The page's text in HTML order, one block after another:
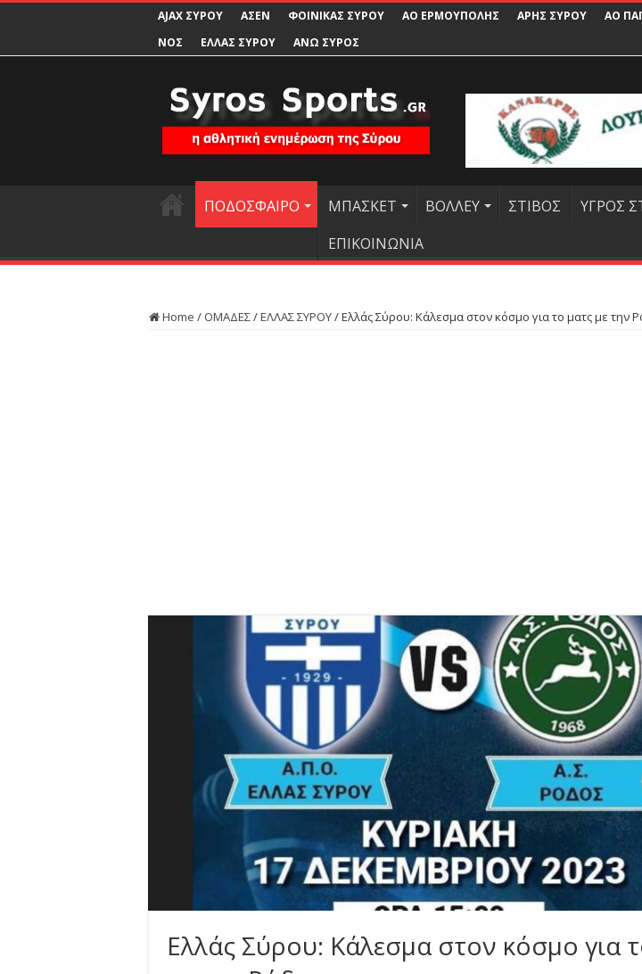
AJAX ΣΥΡΟΥ ΑΣΕΝ ΦΟΙΝΙΚΑΣ ΣΥΡΟΥ ΑΟ ΕΡΜΟΥΠΟΛΗΣ ΑΡΗΣ ΣΥΡΟΥ ΑΟ
ΝΟΣ
ΕΛΛΑΣ ΣΥΡΟΥ ΑΝΩ ΣΥΡΟΣ
ΠΟΔΟΣΦΑΙΡΟ ΜΠΑΣΚΕΤ ΒΟΛΛΕΥ ΣΤΙΒΟΣ ΥΓΡΟΣ
ΕΠΙΚΟΙΝΩΝΙΑ
Home / ΟΜΑΔΕΣ/ΕΛΛΑΣ ΣΥΡΟΥ/Ελλάς Σύρου: Κάλεσμα στον κόσμο για το ματς με την
Ελλάς Σύρου: Κάλεσμα στον κόσμο για